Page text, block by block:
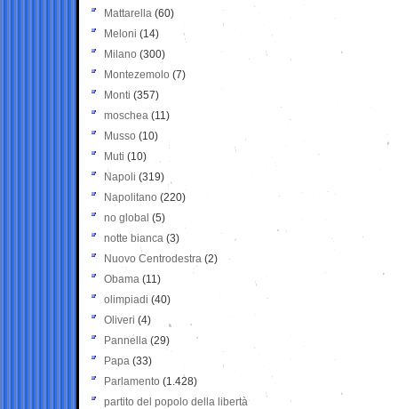
Mattarella (60)
Meloni (14)
Milano (300)
Montezemolo (7)
Monti (357)
moschea (11)
Musso (10)
Muti (10)
Napoli (319)
Napolitano (220)
no global (5)
notte bianca (3)
Nuovo Centrodestra (2)
Obama (11)
olimpiadi (40)
Oliveri (4)
Pannella (29)
Papa (33)
Parlamento (1.428)
partito del popolo della libertà